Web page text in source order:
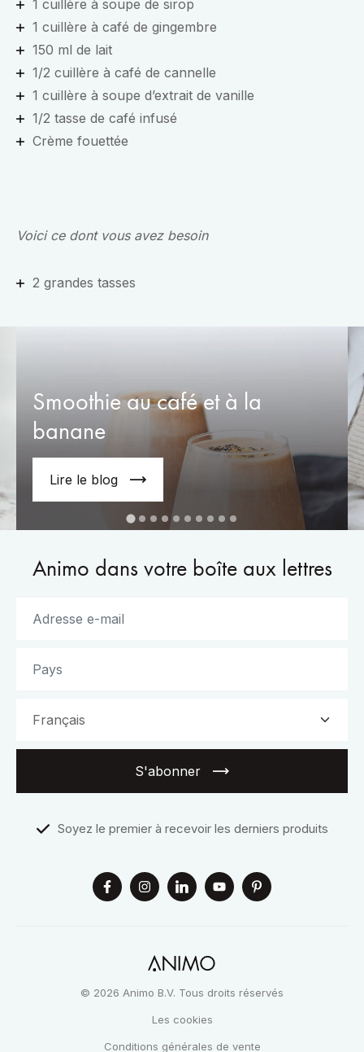
1 cuillère à soupe de sirop
1 cuillère à café de gingembre
150 ml de lait
1/2 cuillère à café de cannelle
1 cuillère à soupe d’extrait de vanille
1/2 tasse de café infusé
Crème fouettée
Voici ce dont vous avez besoin
2 grandes tasses
Smoothie au café et à la
banane
Lire le blog
Animo dans votre boîte aux lettres
S'abonner
Soyez le premier à recevoir les derniers produits
© 2026 Animo B.V. Tous droits réservés
Les cookies
Conditions générales de vente